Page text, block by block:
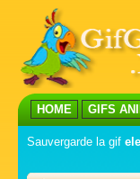
HOME GIFS
Sauvergarde la gif